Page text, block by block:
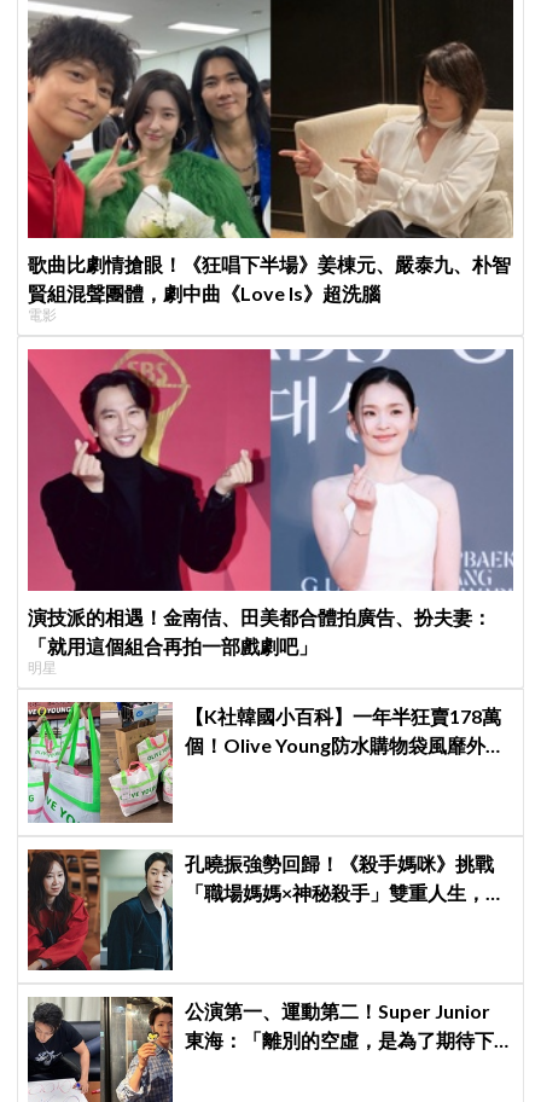
歌曲比劇情搶眼！《狂唱下半場》姜棟元、嚴泰九、朴智
賢組混聲團體，劇中曲《Love Is》超洗腦
電影
演技派的相遇！金南佶、田美都合體拍廣告、扮夫妻：
「就用這個組合再拍一部戲劇吧」
明星
【K社韓國小百科】一年半狂賣178萬
個！Olive Young防水購物袋風靡外國
孔曉振強勢回歸！《殺手媽咪》挑戰
「職場媽媽×神秘殺手」雙重人生，與
公演第一、運動第二！Super Junior
東海：「離別的空虛，是為了期待下